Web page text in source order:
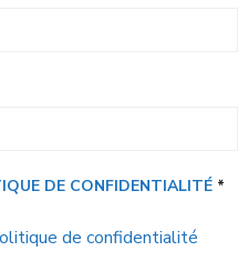
DE CONFIDENTIALITÉ *
de confidentialité